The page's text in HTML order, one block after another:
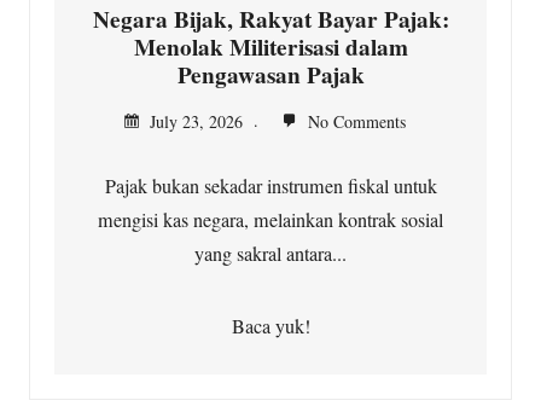
Negara Bijak, Rakyat Bayar Pajak:
Menolak Militerisasi dalam
Pengawasan Pajak
July 23, 2026 No Comments
Pajak bukan sekadar instrumen fiskal untuk
mengisi kas negara, melainkan kontrak sosial
yang sakral antara...
Baca yuk!